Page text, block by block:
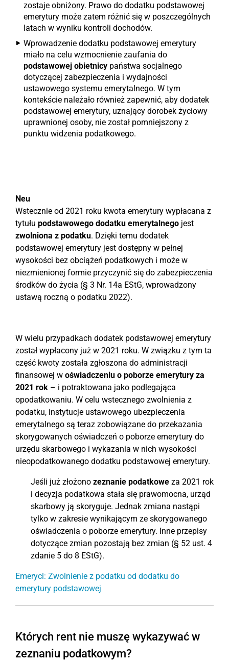
zostaje obniżony. Prawo do dodatku podstawowej
emerytury może zatem różnić się w poszczególnych
latach w wyniku kontroli dochodów.
Wprowadzenie dodatku podstawowej emerytury
miało na celu wzmocnienie zaufania do
podstawowej obietnicy państwa socjalnego
dotyczącej zabezpieczenia i wydajności
ustawowego systemu emerytalnego. W tym
kontekście należało również zapewnić, aby dodatek
podstawowej emerytury, uznający dorobek życiowy
uprawnionej osoby, nie został pomniejszony z
punktu widzenia podatkowego.
Neu
Wstecznie od 2021 roku kwota emerytury wypłacana z
tytułu podstawowego dodatku emerytalnego jest
zwolniona z podatku. Dzięki temu dodatek
podstawowej emerytury jest dostępny w pełnej
wysokości bez obciążeń podatkowych i może w
niezmienionej formie przyczynić się do zabezpieczenia
środków do życia (§ 3 Nr. 14a EStG, wprowadzony
ustawą roczną o podatku 2022).
W wielu przypadkach dodatek podstawowej emerytury
został wypłacony już w 2021 roku. W związku z tym ta
część kwoty została zgłoszona do administracji
finansowej w oświadczeniu o poborze emerytury za
2021 rok – i potraktowana jako podlegająca
opodatkowaniu. W celu wstecznego zwolnienia z
podatku, instytucje ustawowego ubezpieczenia
emerytalnego są teraz zobowiązane do przekazania
skorygowanych oświadczeń o poborze emerytury do
urzędu skarbowego i wykazania w nich wysokości
nieopodatkowanego dodatku podstawowej emerytury.
Jeśli już złożono zeznanie podatkowe za 2021 rok
i decyzja podatkowa stała się prawomocna, urząd
skarbowy ją skoryguje. Jednak zmiana nastąpi
tylko w zakresie wynikającym ze skorygowanego
oświadczenia o poborze emerytury. Inne przepisy
dotyczące zmian pozostają bez zmian (§ 52 ust. 4
zdanie 5 do 8 EStG).
Emeryci: Zwolnienie z podatku od dodatku do
emerytury podstawowej
Których rent nie muszę wykazywać w
zeznaniu podatkowym?